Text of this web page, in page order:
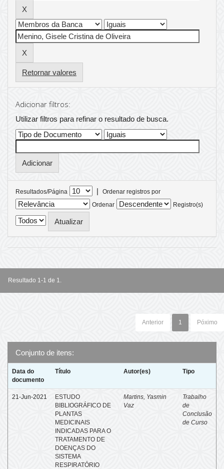
Retornar valores
Adicionar filtros:
Utilizar filtros para refinar o resultado de busca.
Resultados/Página |
Ordenar registros por
Ordenar
Registro(s)
Resultado 1-1 de 1.
Anterior 1 Póximo
Conjunto de itens:
Data do
documento
Título Autor(es) Tipo
21-Jun-2021
ESTUDO
BIBLIOGRÁFICO DE
PLANTAS
MEDICINAIS
INDICADAS PARA O
TRATAMENTO DE
DOENÇAS DO
SISTEMA
RESPIRATÓRIO
Martins, Yasmin
Vaz
Trabalho
de
Conclusão
de Curso